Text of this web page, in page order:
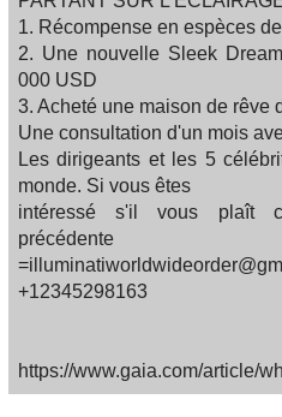
1. Récompense en espèces
2. Une nouvelle Sleek
000 USD
3. Acheté une maison de rêve
Une consultation d'un mois
Les dirigeants et les 5
monde. Si vous êtes
intéressé s'il vous plaît
précédente
+12345298163
https://www.gaia.com/article/